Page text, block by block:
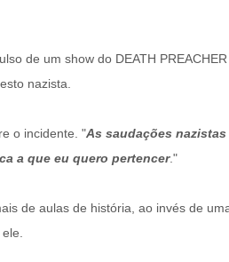
de um show do DEATH
nazista.
o incidente. "As saudações
a que eu quero pertencer."
de aulas de história, ao invés de